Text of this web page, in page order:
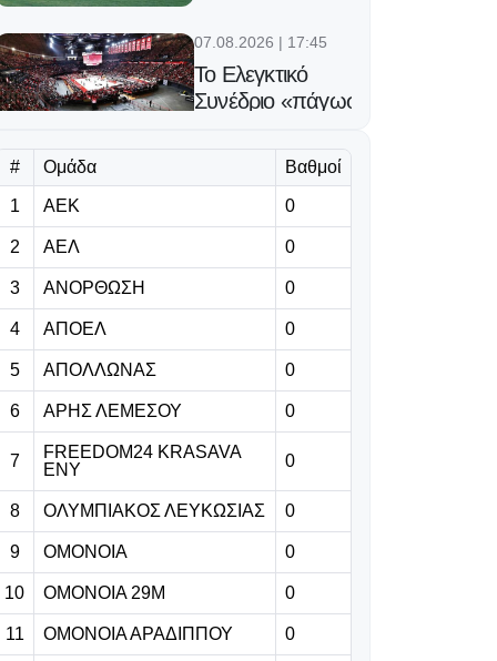
07.08.2026 | 17:45
Το Ελεγκτικό
Συνέδριο «πάγωσε»
επαναπροκηρύσσεται
το έργο
07.08.2026 | 17:32
Αποθέωση
Όγιος για τον
Μέσι μετά το
νέο του σόου:
«Είναι ο Πικάσο
του
ποδοσφαίρου»
07.08.2026 | 17:19
Πάφος: Τα
εισιτήρια για τον
επαναληπτικό
07.08.2026 | 17:06
Έντονη η
# Ομάδα Βαθμοί
1 ΑΕΚ 0
2 ΑΕΛ 0
3 ΑΝΟΡΘΩΣΗ 0
4 ΑΠΟΕΛ 0
5 ΑΠΟΛΛΩΝΑΣ 0
6 ΑΡΗΣ ΛΕΜΕΣΟΥ 0
7
FREEDOM24 KRASAVA
ΕΝΥ
0
8 ΟΛΥΜΠΙΑΚΟΣ ΛΕΥΚΩΣΙΑΣ 0
9 ΟΜΟΝΟΙΑ 0
10 ΟΜΟΝΟΙΑ 29Μ 0
11 ΟΜΟΝΟΙΑ ΑΡΑΔΙΠΠΟΥ 0